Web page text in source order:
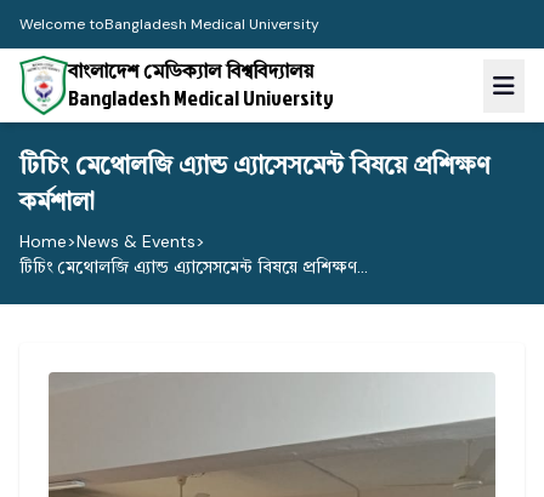
Welcome toBangladesh Medical University
বাংলাদেশ মেডিক্যাল বিশ্ববিদ্যালয়
Bangladesh Medical University
টিচিং মেথোলজি এ্যান্ড এ্যাসেসমেন্ট বিষয়ে প্রশিক্ষণ
কর্মশালা
Home>News & Events>
টিচিং মেথোলজি এ্যান্ড এ্যাসেসমেন্ট বিষয়ে প্রশিক্ষণ...